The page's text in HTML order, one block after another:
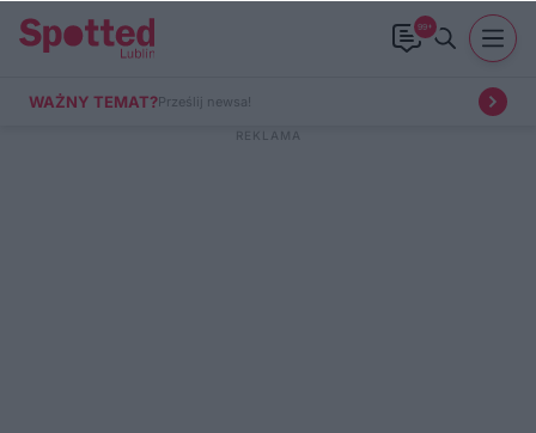
99+
WAŻNY TEMAT?Prześlij newsa!